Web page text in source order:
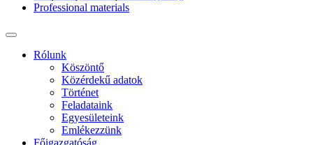
Professional materials
Rólunk
Köszöntő
Közérdekű adatok
Történet
Feladataink
Egyesületeink
Emlékezzünk
Főigazgatóság